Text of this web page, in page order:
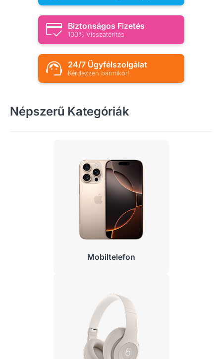
Biztonságos Fizetés
100% Visszatérítés
24/7 Ügyfélszolgálat
Kérdezzen bármikor!
Népszerű Kategóriák
Mobiltelefon